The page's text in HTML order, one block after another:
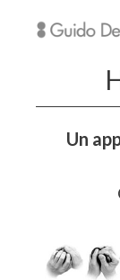
Un